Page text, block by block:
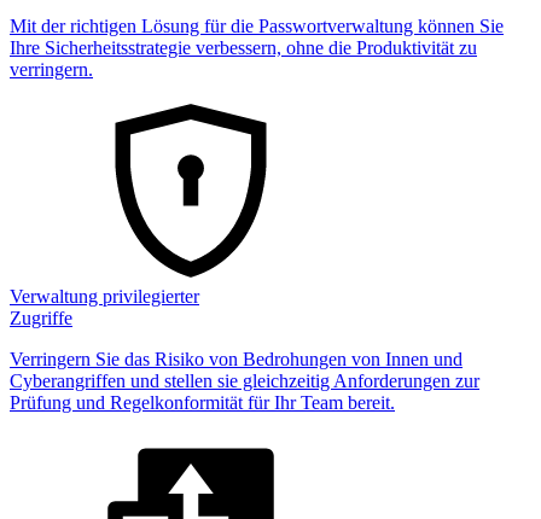
Mit der richtigen Lösung für die Passwortverwaltung können Sie
Ihre Sicherheitsstrategie verbessern, ohne die Produktivität zu
verringern.
Verwaltung privilegierter
Zugriffe
Verringern Sie das Risiko von Bedrohungen von Innen und
Cyberangriffen und stellen sie gleichzeitig Anforderungen zur
Prüfung und Regelkonformität für Ihr Team bereit.